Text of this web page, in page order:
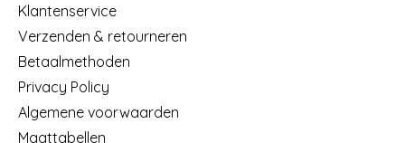
Klantenservice
Verzenden & retourneren
Betaalmethoden
Privacy Policy
Algemene voorwaarden
Maattabellen